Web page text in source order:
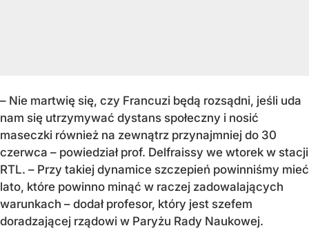
– Nie martwię się, czy Francuzi będą rozsądni, jeśli uda
nam się utrzymywać dystans społeczny i nosić
maseczki również na zewnątrz przynajmniej do 30
czerwca – powiedział prof. Delfraissy we wtorek w stacji
RTL. – Przy takiej dynamice szczepień powinniśmy mieć
lato, które powinno minąć w raczej zadowalających
warunkach – dodał profesor, który jest szefem
doradzającej rządowi w Paryżu Rady Naukowej.